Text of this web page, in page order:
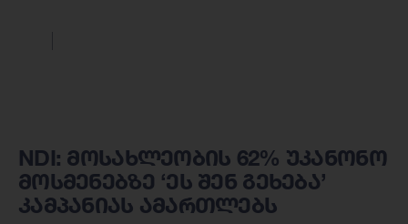
NDI: მოსახლეობის 62% უკანონო
მოსმენებზე ‘ეს შენ გეხება’
კამპანიას ამართლებს